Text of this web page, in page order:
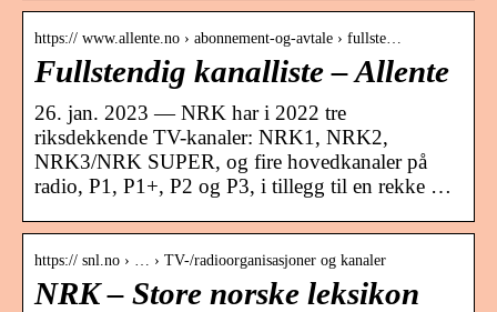
https:// www.allente.no › abonnement-og-avtale › fullste…
Fullstendig kanalliste – Allente
26. jan. 2023 — NRK har i 2022 tre
riksdekkende TV-kanaler: NRK1, NRK2,
NRK3/NRK SUPER, og fire hovedkanaler på
radio, P1, P1+, P2 og P3, i tillegg til en rekke …
https:// snl.no › … › TV-/radioorganisasjoner og kanaler
NRK – Store norske leksikon